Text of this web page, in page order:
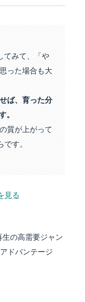
てみて、「や
った場合も大
ば、育った分
。
質が上がって
す。
見る
の高需要ジャン
ドバンテージ